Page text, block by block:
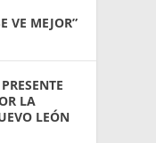
VE MEJOR”
LA
LEÓN